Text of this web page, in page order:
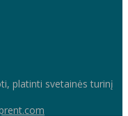
platinti svetainės turinį